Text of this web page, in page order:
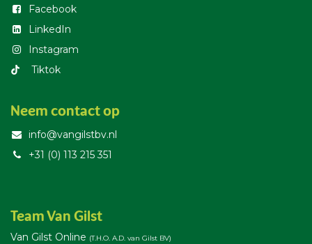
Facebook
LinkedIn
Instagram
T​iktok
Neem contact op
info@vangilstbv.nl
+31 (0) 113 215 351
Team Van Gilst
Van Gilst Online (T.H.O. A.D. van Gilst BV)